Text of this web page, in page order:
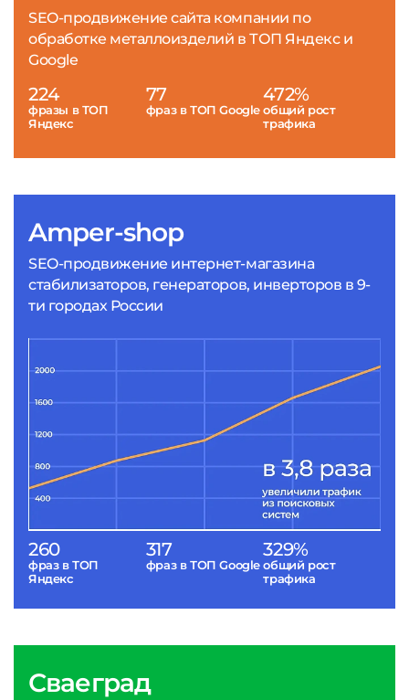
Amper-shop
SEO-продвижение интернет-магазина
стабилизаторов, генераторов, инверторов в 9-
ти городах России
260
фраз в ТОП
Яндекс
317
фраз в ТОП Google
329%
общий рост
трафика
SEO-продвижение сайта компании по
обработке металлоизделий в ТОП Яндекс и
Google
224
фразы в ТОП
Яндекс
77
фраз в ТОП Google
472%
общий рост
трафика
Сваеград